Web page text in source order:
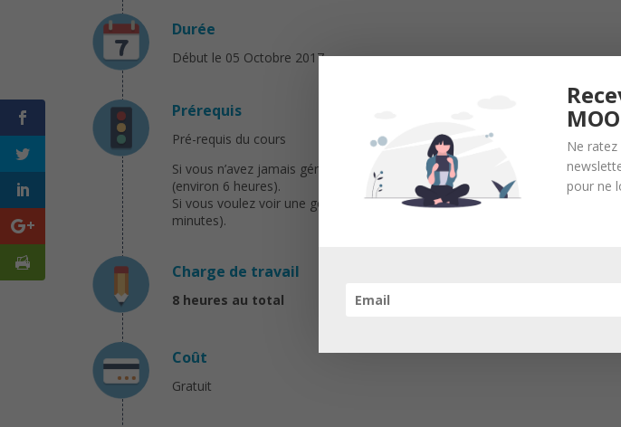
Durée
Début le 05 Octobre 2017
Prérequis
Pré-requis du cours
Si vous n’avez jamais géré un projet avec des pratiques agiles, je vous
(environ 6 heures).
Si vous voulez voir une gestion de projet agile dans une entreprise digitale,
minutes).
Charge de travail
8 heures au total
Coût
Gratuit
Ne
pour ne